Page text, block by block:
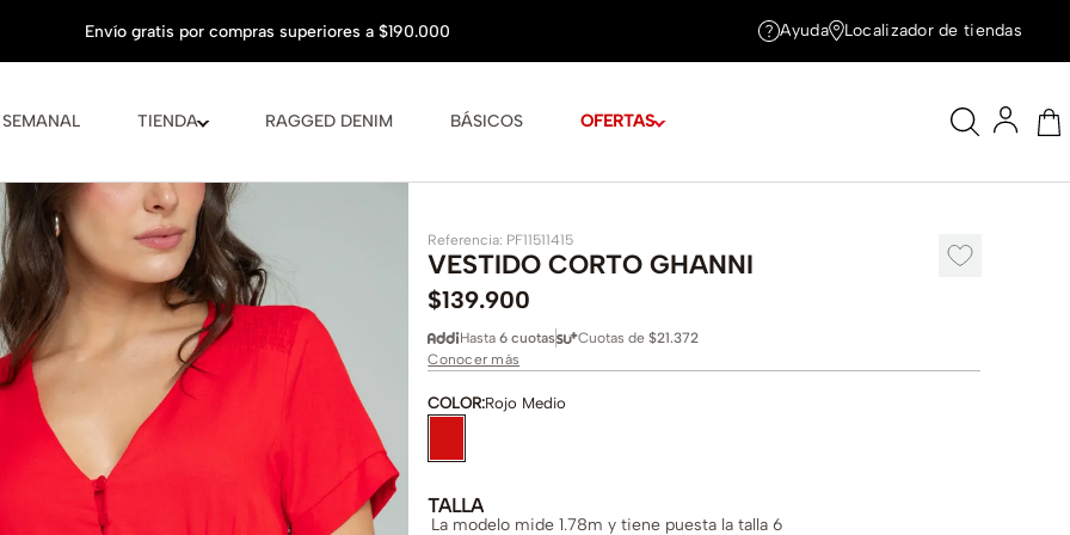
TIENDA RAGGED DENIM BÁSICOS OFERTAS
Ayuda Localizador de tiendas
Referencia: PF11511415
VESTIDO CORTO GHANNI
$139.900
Hasta6 cuotas Cuotas de$21.372
Conocer más
COLOR:Rojo Medio
TALLA
La modelo mide 1.78m y tiene puesta la talla 6